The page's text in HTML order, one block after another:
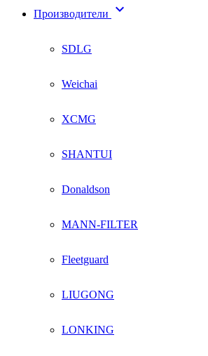
Производители 
SDLG
Weichai
XCMG
SHANTUI
Donaldson
MANN-FILTER
Fleetguard
LIUGONG
LONKING